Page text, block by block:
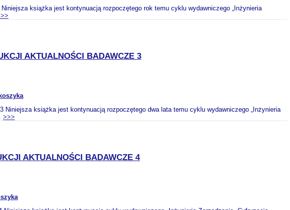
książka jest kontynuacją rozpoczętego rok temu cyklu wydawniczego „Inżynieria
AKTUALNOŚCI BADAWCZE 3
Niniejsza książka jest kontynuacją rozpoczętego dwa lata temu cyklu wydawniczego „Inżynieria
>>>
AKTUALNOŚCI BADAWCZE 4